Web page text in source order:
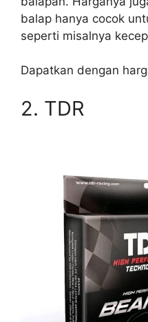
balap hanya cocok
seperti misalnya
Dapatkan dengan
2. TDR